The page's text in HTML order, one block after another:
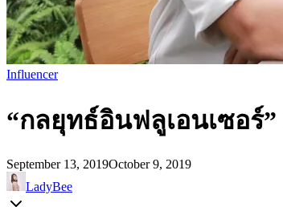
Influencer
“กลยุทธ์อินฟลูเอนเซอร์
September 13, 2019October 9, 2019
LadyBee